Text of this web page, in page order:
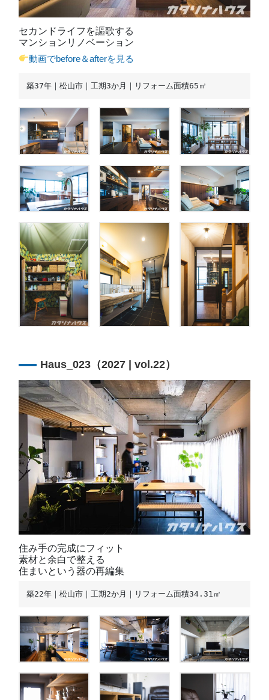
セカンドライフを謳歌する
マンションリノベーション
動画でbefore＆afterを見る
築37年｜松山市｜工期3か月｜リフォーム面積65㎡
Haus_023（2027 | vol.22）
住み手の完成にフィット
素材と余白で整える
住まいという器の再編集
築22年｜松山市｜工期2か月｜リフォーム面積34.31㎡